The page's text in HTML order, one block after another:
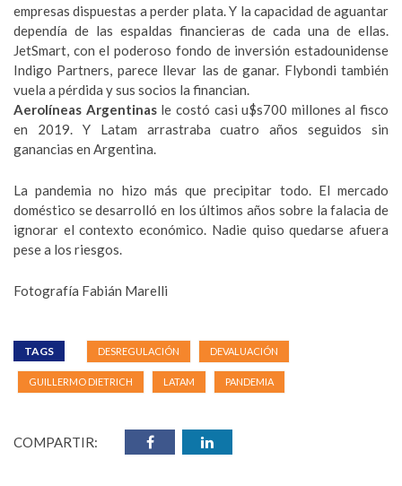
empresas dispuestas a perder plata. Y la capacidad de aguantar
dependía de las espaldas financieras de cada una de ellas.
JetSmart, con el poderoso fondo de inversión estadounidense
Indigo Partners, parece llevar las de ganar. Flybondi también
vuela a pérdida y sus socios la financian.
Aerolíneas Argentinasle costó casi u$s700 millones al fisco
en 2019. Y Latam arrastraba cuatro años seguidos sin
ganancias en Argentina.
La pandemia no hizo más que precipitar todo. El mercado
doméstico se desarrolló en los últimos años sobre la falacia de
ignorar el contexto económico. Nadie quiso quedarse afuera
pese a los riesgos.
Fotografía Fabián Marelli
TAGS DESREGULACIÓN DEVALUACIÓN
GUILLERMO DIETRICH LATAM PANDEMIA
COMPARTIR: